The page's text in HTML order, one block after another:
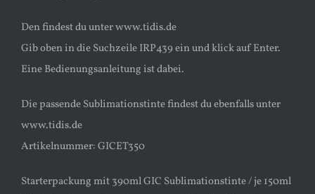
Den findest du unter www.tidis.de
Gib oben in die Suchzeile IRP439 ein und klick auf Enter.
Eine Bedienungsanleitung ist dabei.
Die passende Sublimationstinte findest du ebenfalls unter
www.tidis.de
Artikelnummer: GICET350
Starterpackung mit 390ml GIC Sublimationstinte / je 150ml